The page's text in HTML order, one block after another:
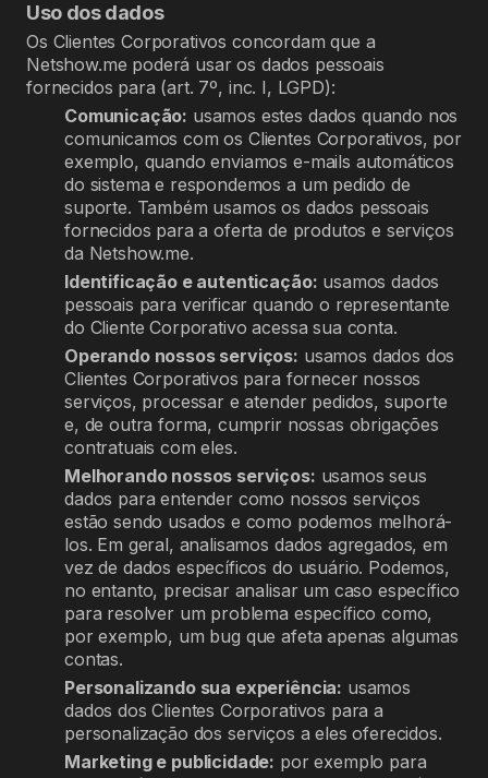
Uso dos dados
Os Clientes Corporativos concordam que a
Netshow.me poderá usar os dados pessoais
fornecidos para (art. 7º, inc. I, LGPD):
Comunicação: usamos estes dados quando nos
comunicamos com os Clientes Corporativos, por
exemplo, quando enviamos e-mails automáticos
do sistema e respondemos a um pedido de
suporte. Também usamos os dados pessoais
fornecidos para a oferta de produtos e serviços
da Netshow.me.
Identificação e autenticação: usamos dados
pessoais para verificar quando o representante
do Cliente Corporativo acessa sua conta.
Operando nossos serviços: usamos dados dos
Clientes Corporativos para fornecer nossos
serviços, processar e atender pedidos, suporte
e, de outra forma, cumprir nossas obrigações
contratuais com eles.
Melhorando nossos serviços: usamos seus
dados para entender como nossos serviços
estão sendo usados e como podemos melhorá-
los. Em geral, analisamos dados agregados, em
vez de dados específicos do usuário. Podemos,
no entanto, precisar analisar um caso específico
para resolver um problema específico como,
por exemplo, um bug que afeta apenas algumas
contas.
Personalizando sua experiência: usamos
dados dos Clientes Corporativos para a
personalização dos serviços a eles oferecidos.
Marketing e publicidade: por exemplo para